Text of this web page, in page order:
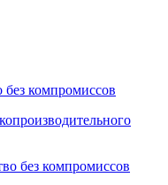
компромиссов